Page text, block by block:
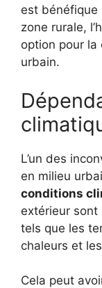
est bénéfique
zone rurale,
option pour la
urbain.
L’un des
en milieu
conditions
extérieur sont
tels que les
chaleurs et
Cela peut